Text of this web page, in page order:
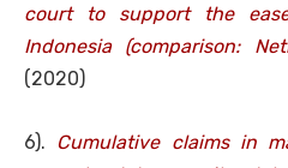
court to support the
Indonesia (comparison:
(2020)
6). Cumulative claims in